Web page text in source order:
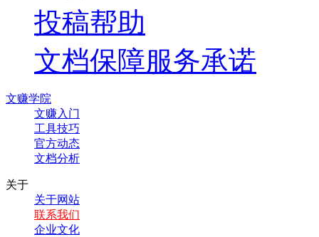
投稿帮助
文档保障服务承诺
文赚学院
文赚入门
工具技巧
官方动态
文档分析
关于
关于网站
联系我们
企业文化